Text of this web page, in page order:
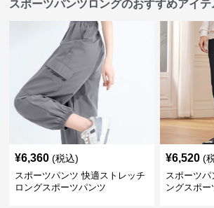
スポーツパンツロングのおすすめアイテ
¥6,360 (税込)
スポーツパンツ 快適ストレッチ
ロングスポーツパンツ
¥6,520 (
スポーツパ
ングスポー